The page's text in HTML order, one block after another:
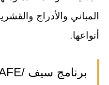
المباني والأدراج
أنواعها.
برنامج سيف /SAFE/